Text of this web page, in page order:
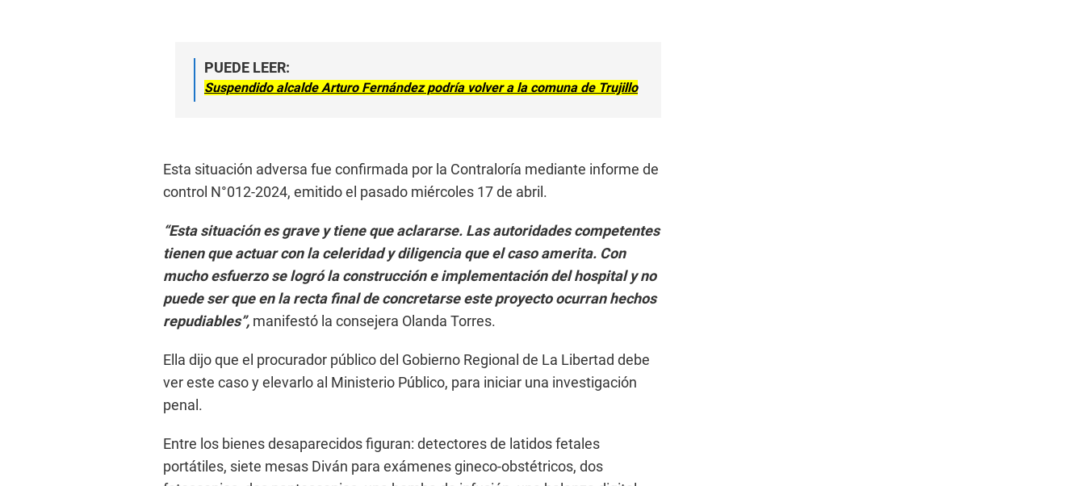
PUEDE LEER:
Suspendido alcalde Arturo Fernández podría volver a la comuna de Trujillo
Esta situación adversa fue confirmada por la Contraloría mediante informe de
control N°012-2024, emitido el pasado miércoles 17 de abril.
“Esta situación es grave y tiene que aclararse. Las autoridades competentes
tienen que actuar con la celeridad y diligencia que el caso amerita. Con
mucho esfuerzo se logró la construcción e implementación del hospital y no
puede ser que en la recta final de concretarse este proyecto ocurran hechos
repudiables”, manifestó la consejera Olanda Torres.
Ella dijo que el procurador público del Gobierno Regional de La Libertad debe
ver este caso y elevarlo al Ministerio Público, para iniciar una investigación
penal.
Entre los bienes desaparecidos figuran: detectores de latidos fetales
portátiles, siete mesas Diván para exámenes gineco-obstétricos, dos